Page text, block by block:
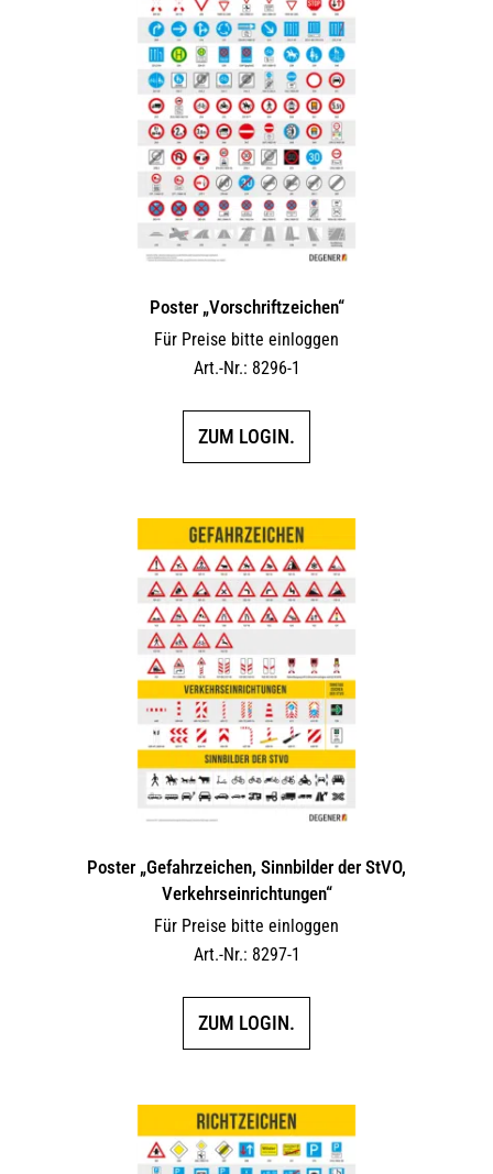
Poster „Vorschriftzeichen“
Für Preise bitte einloggen
Art.-Nr.: 8296-1
ZUM LOGIN.
Poster „Gefahrzeichen, Sinnbilder der StVO,
Verkehrseinrichtungen“
Für Preise bitte einloggen
Art.-Nr.: 8297-1
ZUM LOGIN.